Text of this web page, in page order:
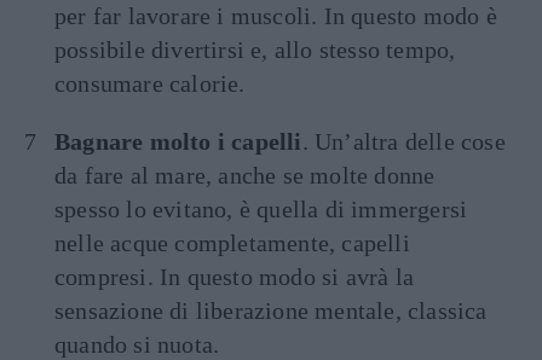
per far lavorare i muscoli. In questo modo è
possibile divertirsi e, allo stesso tempo,
consumare calorie.
Bagnare molto i capelli. Un’altra delle cose
da fare al mare, anche se molte donne
spesso lo evitano, è quella di immergersi
nelle acque completamente, capelli
compresi. In questo modo si avrà la
sensazione di liberazione mentale, classica
quando si nuota.